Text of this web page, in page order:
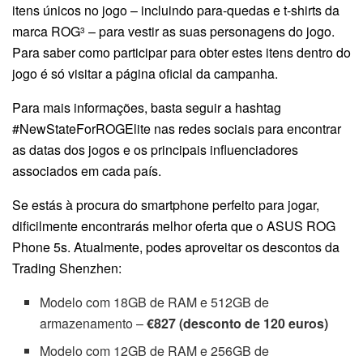
itens únicos no jogo – incluindo para-quedas e t-shirts da
marca ROG3 – para vestir as suas personagens do jogo.
Para saber como participar para obter estes itens dentro do
jogo é só visitar a página oficial da campanha.
Para mais informações, basta seguir a hashtag
#NewStateForROGElite nas redes sociais para encontrar
as datas dos jogos e os principais influenciadores
associados em cada país.
Se estás à procura do smartphone perfeito para jogar,
dificilmente encontrarás melhor oferta que o ASUS ROG
Phone 5s. Atualmente, podes aproveitar os descontos da
Trading Shenzhen:
Modelo com 18GB de RAM e 512GB de
armazenamento –€827 (desconto de 120 euros)
Modelo com 12GB de RAM e 256GB de